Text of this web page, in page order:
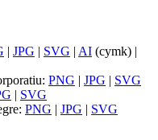
| JPG | SVG | AI (cymk) |
PNG | JPG | SVG
| SVG
PNG | JPG | SVG